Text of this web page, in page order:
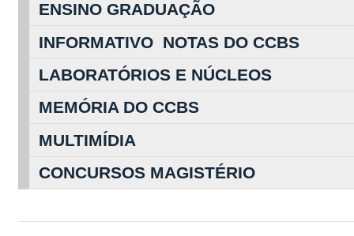
ENSINO GRADUAÇÃO
INFORMATIVO NOTAS DO CCBS
LABORATÓRIOS E NÚCLEOS
MEMÓRIA DO CCBS
MULTIMÍDIA
CONCURSOS MAGISTÉRIO